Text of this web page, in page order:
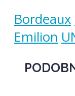
Bordeaux
Emilion